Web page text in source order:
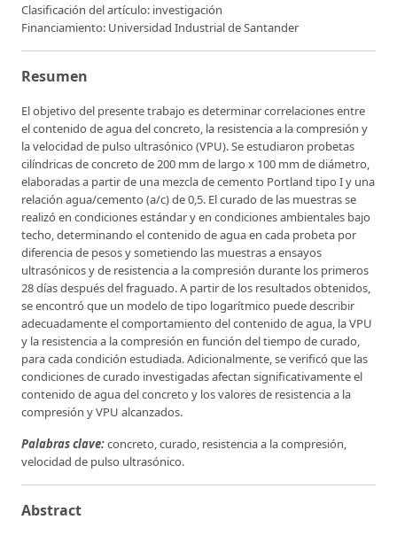
Clasificación del artículo: investigación
Financiamiento: Universidad Industrial de Santander
Resumen
El objetivo del presente trabajo es determinar correlaciones entre
el contenido de agua del concreto, la resistencia a la compresión y
la velocidad de pulso ultrasónico (VPU). Se estudiaron probetas
cilíndricas de concreto de 200 mm de largo x 100 mm de diámetro,
elaboradas a partir de una mezcla de cemento Portland tipo I y una
relación agua/cemento (a/c) de 0,5. El curado de las muestras se
realizó en condiciones estándar y en condiciones ambientales bajo
techo, determinando el contenido de agua en cada probeta por
diferencia de pesos y sometiendo las muestras a ensayos
ultrasónicos y de resistencia a la compresión durante los primeros
28 días después del fraguado. A partir de los resultados obtenidos,
se encontró que un modelo de tipo logarítmico puede describir
adecuadamente el comportamiento del contenido de agua, la VPU
y la resistencia a la compresión en función del tiempo de curado,
para cada condición estudiada. Adicionalmente, se verificó que las
condiciones de curado investigadas afectan significativamente el
contenido de agua del concreto y los valores de resistencia a la
compresión y VPU alcanzados.
Palabras clave:concreto, curado, resistencia a la compresión,
velocidad de pulso ultrasónico.
Abstract